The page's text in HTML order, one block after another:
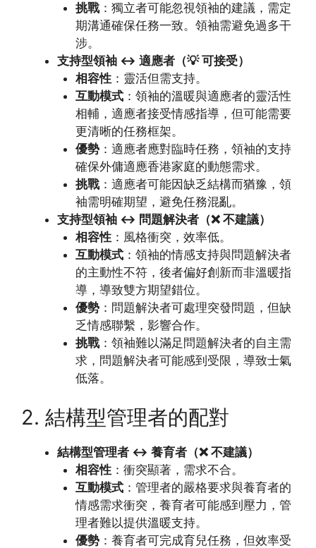
挑戰：獨立者可能忽視領袖的建議，需定
期溝通確保任務一致。領袖需避免過多干
涉。
支持型領袖 ↔ 適應者（💡 可接受）
相容性：靈活但需支持。
互動模式：領袖的溫暖與適應者的靈活性
相輔，適應者接受情感指導，但可能需要
更清晰的任務框架。
優勢：適應者應對臨時任務，領袖的支持
確保外傭適應香港家庭的動態需求。
挑戰：適應者可能因缺乏結構而猶豫，領
袖需明確期望，避免任務混亂。
支持型領袖 ↔ 問題解決者（❌ 不建議）
相容性：風格衝突，效率低。
互動模式：領袖的情感支持與問題解決者
的主動性不符，後者偏好創新而非溫暖指
導，導致雙方期望錯位。
優勢：問題解決者可處理突發問題，但缺
乏情感聯繫，影響合作。
挑戰：領袖難以滿足問題解決者的自主需
求，問題解決者可能感到受限，導致士氣
低落。
2. 結構型管理者的配對
結構型管理者 ↔ 養育者（❌ 不建議）
相容性：衝突顯著，需求不合。
互動模式：管理者的嚴格要求與養育者的
情感需求衝突，養育者可能感到壓力，管
理者難以提供溫暖支持。
優勢：養育者可完成育兒任務，但效率受